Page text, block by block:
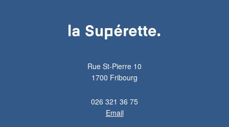
Rue St-Pierre 10
1700 Fribourg
026 321 36 75
Email